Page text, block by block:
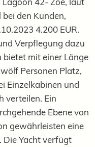
den Kunden,
4.200 EUR.
Verpflegung dazu
mit einer Länge
Personen Platz,
Einzelkabinen und
verteilen. Ein
Ebene von
gewährleisten eine
Yacht verfügt